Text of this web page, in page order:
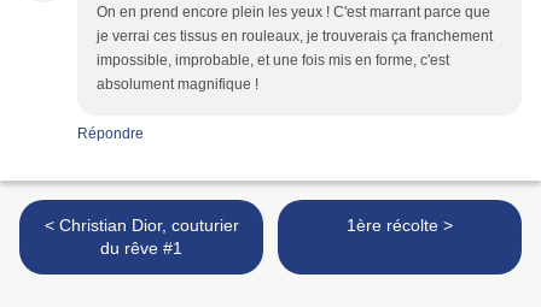
On en prend encore plein les yeux ! C'est marrant parce que
je verrai ces tissus en rouleaux, je trouverais ça franchement
impossible, improbable, et une fois mis en forme, c'est
absolument magnifique !
Répondre
< Christian Dior, couturier
du rêve #1
1ère récolte >